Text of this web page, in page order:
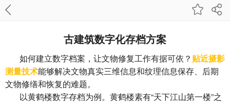
古建筑数字化存档方案
如何建立数字档案，让文物修复工作有据可依？ 贴近摄影
测量技术能够解决文物真实三维信息和纹理信息保存、后期
文物修缮和恢复的难题。
以黄鹤楼数字存档为例。黄鹤楼素有“天下江山第一楼”之